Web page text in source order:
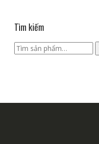
Tìm kiếm
Tìm
kiếm: